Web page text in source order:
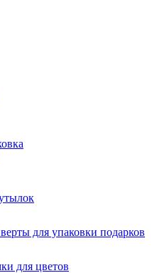
для упаковки подарков
для цветов